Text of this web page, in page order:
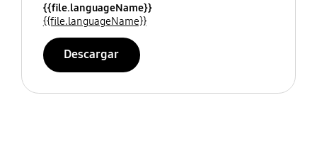
{{file.languageName}}
{{file.languageName}}
Descargar